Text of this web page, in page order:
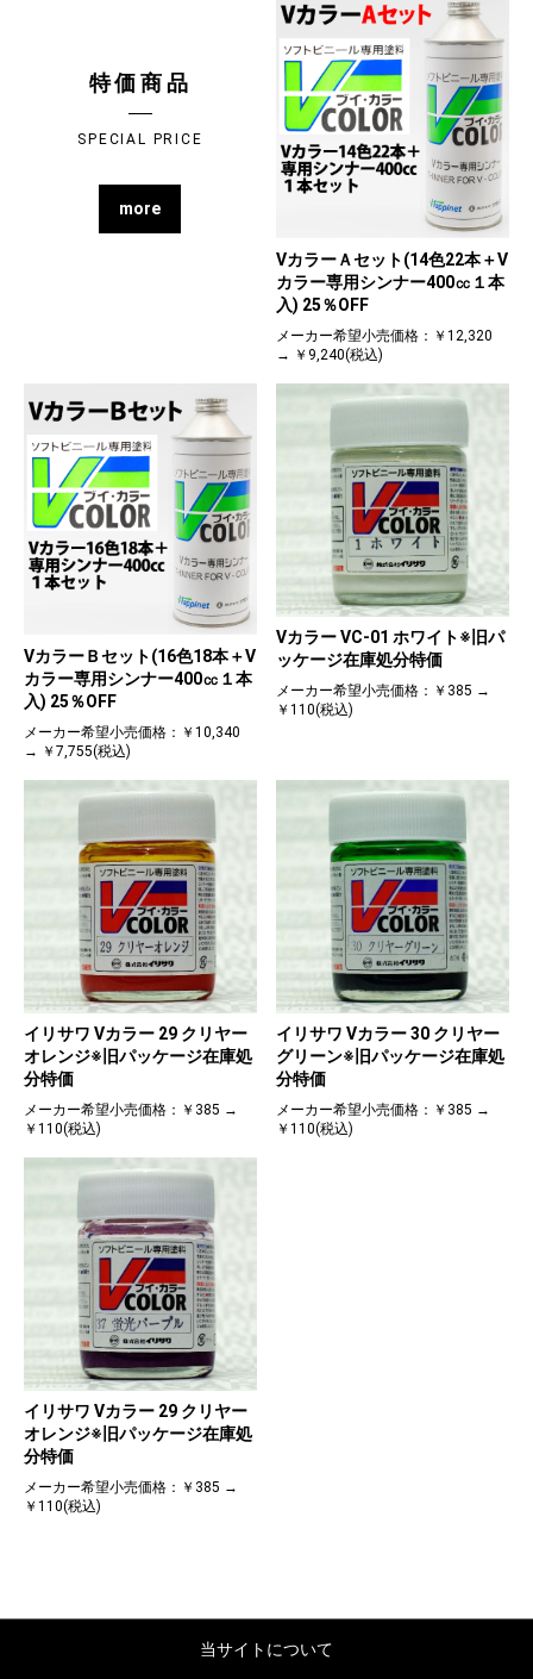
特価商品
SPECIAL PRICE
more
VカラーＡセット(14色22本＋V
カラー専用シンナー400㏄１本
入) 25％OFF
メーカー希望小売価格：￥12,320
→ ￥9,240(税込)
VカラーＢセット(16色18本＋V
カラー専用シンナー400㏄１本
入) 25％OFF
メーカー希望小売価格：￥10,340
→ ￥7,755(税込)
Vカラー VC-01 ホワイト※旧パ
ッケージ在庫処分特価
メーカー希望小売価格：￥385 →
￥110(税込)
イリサワ Vカラー 29 クリヤー
オレンジ※旧パッケージ在庫処
分特価
メーカー希望小売価格：￥385 →
￥110(税込)
イリサワ Vカラー 30 クリヤー
グリーン※旧パッケージ在庫処
分特価
メーカー希望小売価格：￥385 →
￥110(税込)
イリサワ Vカラー 29 クリヤー
オレンジ※旧パッケージ在庫処
分特価
メーカー希望小売価格：￥385 →
￥110(税込)
当サイトについて